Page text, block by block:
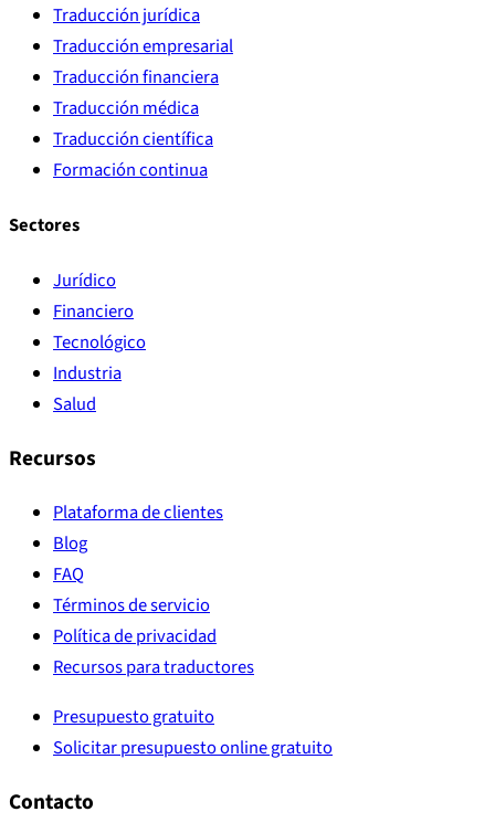
Traducción jurídica
Traducción empresarial
Traducción financiera
Traducción médica
Traducción científica
Formación continua
Sectores
Jurídico
Financiero
Tecnológico
Industria
Salud
Recursos
Plataforma de clientes
Blog
FAQ
Términos de servicio
Política de privacidad
Recursos para traductores
Presupuesto gratuito
Solicitar presupuesto online gratuito
Contacto